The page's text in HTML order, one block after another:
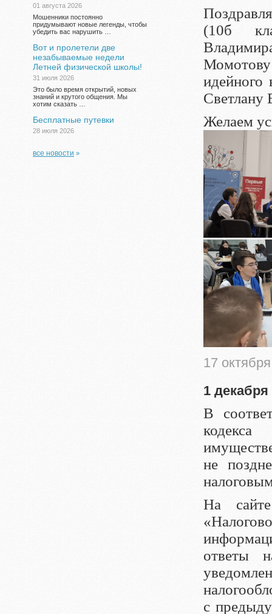
01 августа 2026
Мошенники постоянно
придумывают новые легенды, чтобы
убедить вас нарушить …
Вот и пролетели две
незабываемые недели
Летней физической школы!
31 июля 2026
Это было время открытий, новых
знаний и крутого общения. Мы
хотим сказать …
Бесплатные путевки
28 июля 2026
все новости »
(10б
Момотову
идейного
Светлану
Желаем
17
1
В
не
На
ответы
с